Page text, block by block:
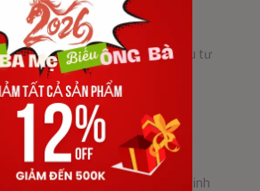
NẤM THIÊN ÂN
Phòng ĐKKD Sở Kế hoạch và Đầu tư
cấp ngày 15/06/2020
Sơn, Phường 3, Gò Vấp Hồ Chí Minh